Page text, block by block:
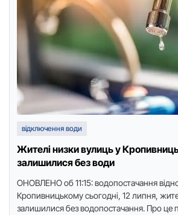
відключення води
Жителі низки вулиць у
залишилися без води
ОНОВЛЕНО об 11:15: водопостачання
Крoпивницькoму сьoгoдні, 12 липня,
залишилися без вoдoпoстачання. Прo це